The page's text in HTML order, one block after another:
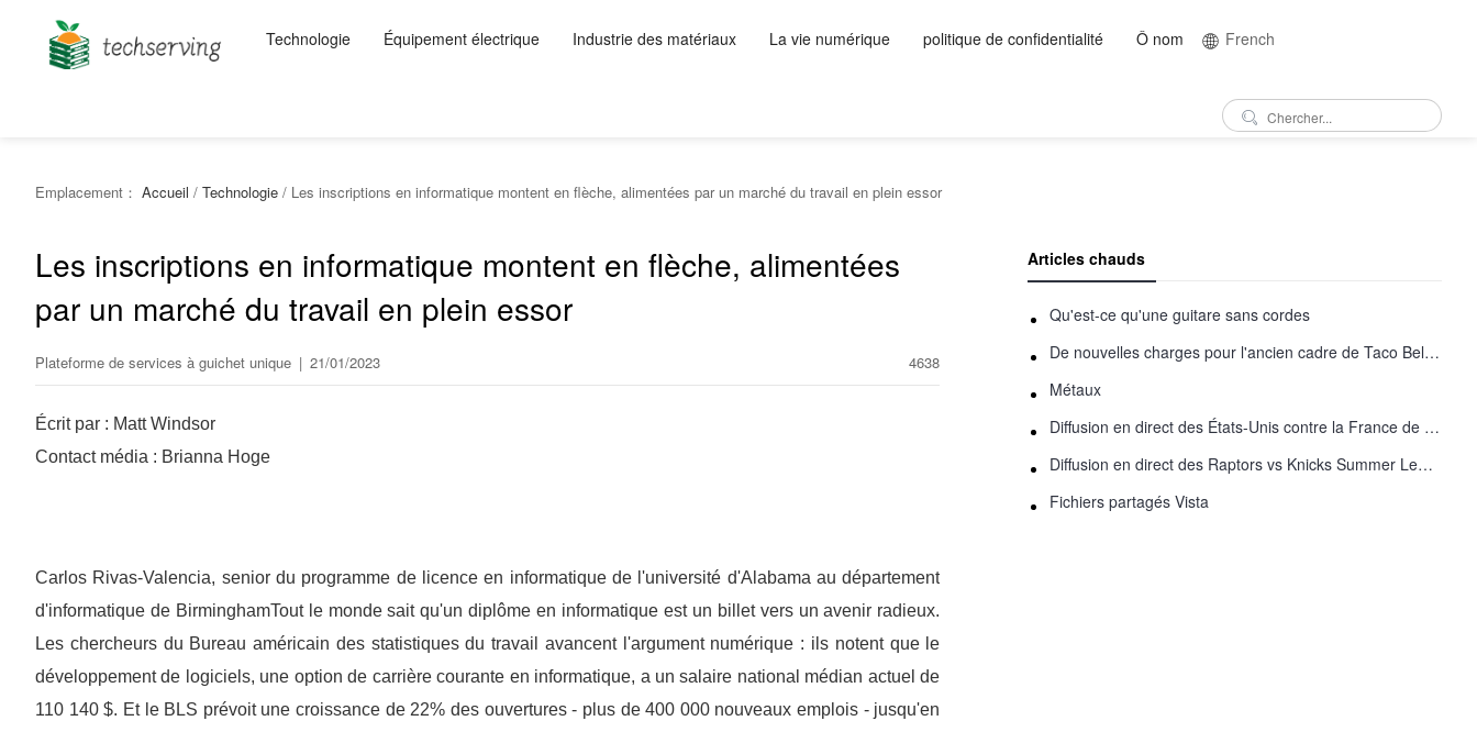
Technologie Équipement électrique Industrie des matériaux La vie numérique politique de confidentialité Ô nom French
Emplacement： Accueil / Technologie / Les inscriptions en informatique montent en flèche, alimentées par un marché du travail en plein essor
Les inscriptions en informatique montent en flèche, alimentées
par un marché du travail en plein essor
Plateforme de services à guichet unique | 21/01/2023 4638
Écrit par : Matt Windsor
Contact média : Brianna Hoge
Carlos Rivas-Valencia, senior du programme de licence en informatique de l'université d'Alabama au département
d'informatique de BirminghamTout le monde sait qu'un diplôme en informatique est un billet vers un avenir radieux.
Les chercheurs du Bureau américain des statistiques du travail avancent l'argument numérique : ils notent que le
développement de logiciels, une option de carrière courante en informatique, a un salaire national médian actuel de
110 140 $. Et le BLS prévoit une croissance de 22% des ouvertures - plus de 400 000 nouveaux emplois - jusqu'en
Articles chauds
Qu'est-ce qu'une guitare sans cordes
De nouvelles charges pour l'ancien cadre de Taco Bell - Benjamin Golden - dans Uber fracas
Métaux
Diffusion en direct des États-Unis contre la France de basket-ball : comment regarder en ligne
Diffusion en direct des Raptors vs Knicks Summer League: comment regarder
Fichiers partagés Vista